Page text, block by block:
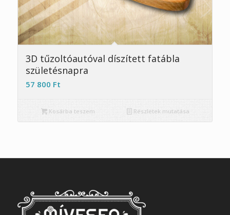
3D tűzoltóautóval díszített fatábla
születésnapra
57 800 Ft
Kosárba teszem Részletek mutatása